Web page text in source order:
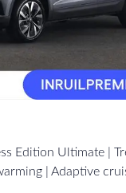
Edition Ultimate |
| Adaptive